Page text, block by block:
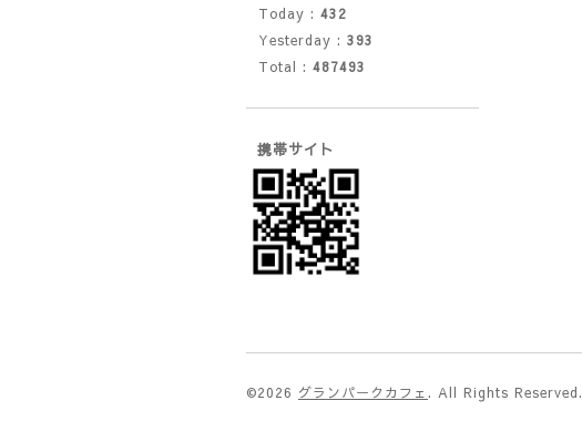
Today : 432
Yesterday : 393
Total : 487493
携帯サイト
©2026 グランパークカフェ. All Rights Reserved.